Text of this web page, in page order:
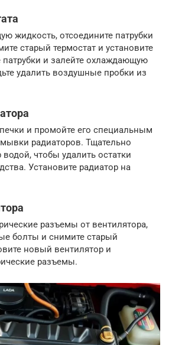
жидкость, отсоедините патрубки
старый термостат и установите
и залейте охлаждающую
удалить воздушные пробки из
и промойте его специальным
радиаторов. Тщательно
чтобы удалить остатки
Установите радиатор на
разъемы от вентилятора,
болты и снимите старый
новый вентилятор и
разъемы.